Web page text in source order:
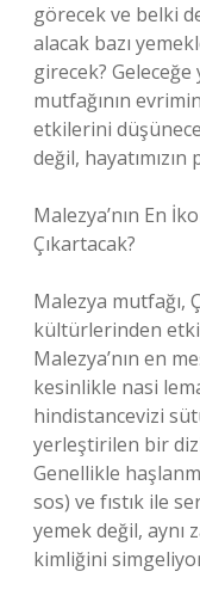
görecek ve belki
alacak bazı
girecek? Geleceğe
mutfağının
etkilerini
değil,
Malezya’nın En
Çıkartacak?
Malezya mutfağı,
kültürlerinden
Malezya’nın en
kesinlikle nasi
hindistancevizi
yerleştirilen bir
Genellikle
sos) ve fıstık ile
yemek değil, aynı
kimliğini